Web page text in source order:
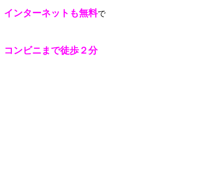
インターネットも無料で
コンビニまで徒歩２分